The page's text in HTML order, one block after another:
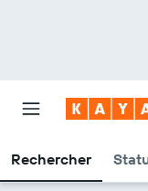
Rechercher